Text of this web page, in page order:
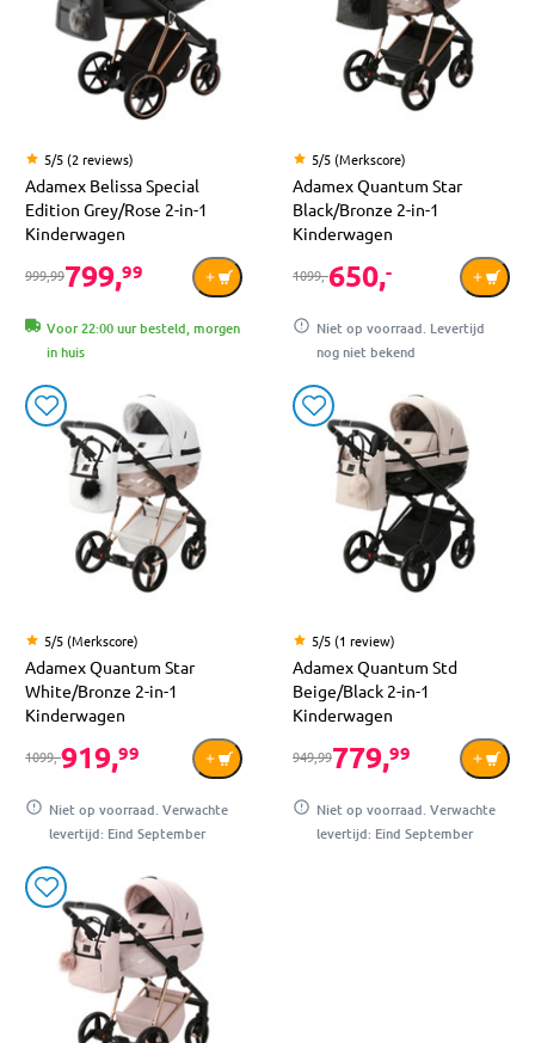
5/5 (2 reviews)
Adamex Belissa Special
Edition Grey/Rose 2-in-1
Kinderwagen
999,99799,99
Voor 22:00 uur besteld, morgen
in huis
5/5 (Merkscore)
Adamex Quantum Star
Black/Bronze 2-in-1
Kinderwagen
1099,-650,-
Niet op voorraad. Levertijd
nog niet bekend
5/5 (Merkscore)
Adamex Quantum Star
White/Bronze 2-in-1
Kinderwagen
1099,-919,99
Niet op voorraad. Verwachte
levertijd: Eind September
5/5 (1 review)
Adamex Quantum Std
Beige/Black 2-in-1
Kinderwagen
949,99779,99
Niet op voorraad. Verwachte
levertijd: Eind September